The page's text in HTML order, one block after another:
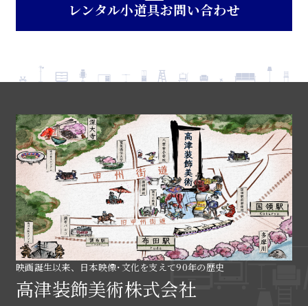
レンタル小道具お問い合わせ
映画誕生以来、日本映像･文化を支えて90年の歴史
高津装飾美術株式会社